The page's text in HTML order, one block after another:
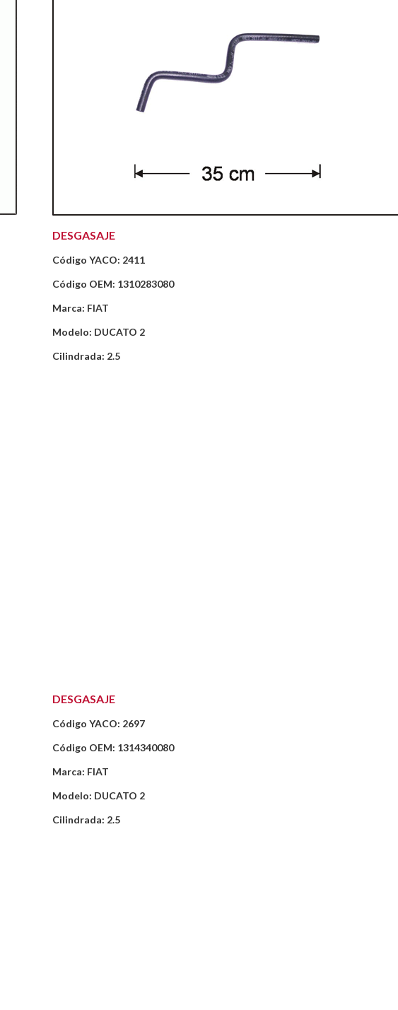
DESGASAJE
Código YACO: 2411
Código OEM: 1310283080
Marca: FIAT
Modelo: DUCATO 2
Cilindrada: 2.5
DESGASAJE
Código YACO: 2697
Código OEM: 1314340080
Marca: FIAT
Modelo: DUCATO 2
Cilindrada: 2.5